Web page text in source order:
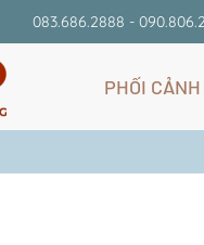
083.686.2888 -
PHỐI CẢNH